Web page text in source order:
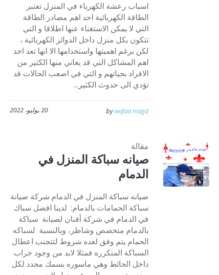
اسباب رعشة الكهرباء في المنزل تعتبر
الطاقة الكهربائية احد اهم مصادر الطاقة
التي لا يمكن الاستغناء عنها اطلاقا و التي
تتكون بكل منزل داخل الدوائر الكهربائية ،
لكن برغم اهميتها واستخدامها الا انها تعد احد
اهم المشاكل التي قد يعاني منها الكثير من
الافراد بحياتهم و التي في اصعب الحالات قد
تؤدي الى حدوث الكثير...
20 يوليو، 2022 bywafaa magd
مقالة
صيانه سباكة المنزل في
الدمام
صيانه سباكة المنزل في الدمام شركة صيانة
سباكة الحمامات بالدمام: لدينا افضل سباك
في الدمام في شركة أفنان لصيانة سباكة
بالدمام متخصص وشاطر، وبالنسبة لسباكه
الحمام يتم وفق لعده شروط لتتجنب اعطال
السباكة المتكرره فمثلا لابد من وجود جراب
داخل الحائط وهي ماسوره بسمك محدد لكل